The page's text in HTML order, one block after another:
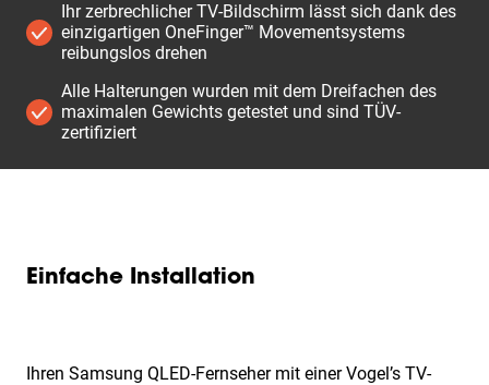
Ihr zerbrechlicher TV-Bildschirm lässt sich dank des
einzigartigen OneFinger™ Movementsystems
reibungslos drehen
Alle Halterungen wurden mit dem Dreifachen des
maximalen Gewichts getestet und sind TÜV-
zertifiziert
Einfache Installation
Ihren Samsung QLED-Fernseher mit einer Vogel’s TV-